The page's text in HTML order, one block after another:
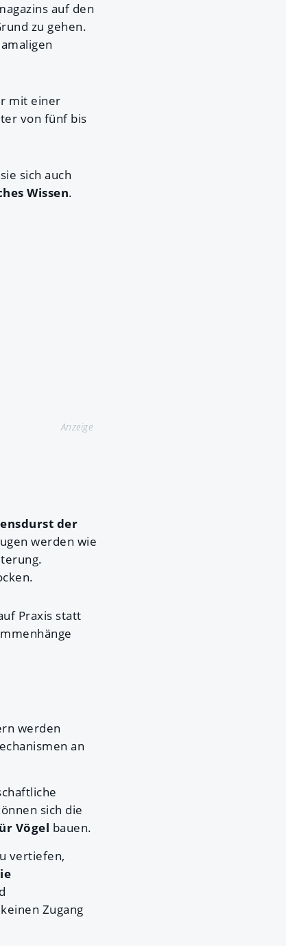
auf den
zu gehen.
mit einer
von fünf bis
sich auch
Wissen.
Anzeige
der
werden wie
Praxis statt
werden
an
sich die
Vögel bauen.
vertiefen,
Zugang